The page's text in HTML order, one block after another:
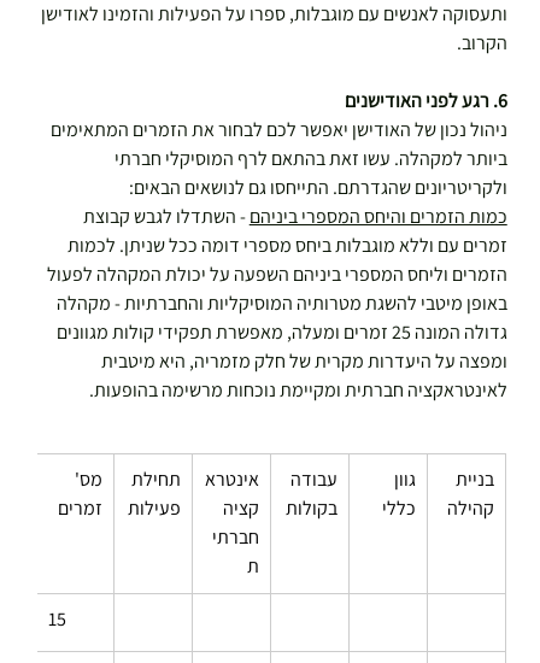
ותעסוקה לאנשים עם מוגבלות, ספרו על הפעילות והזמינו לאודישן
הקרוב.
6. רגע לפני האודישנים
ניהול נכון של האודישן יאפשר לכם לבחור את הזמרים המתאימים
ביותר למקהלה. עשו זאת בהתאם לרף המוסיקלי חברתי
ולקריטריונים שהגדרתם. התייחסו גם לנושאים הבאים:
כמות הזמרים והיחס המספרי ביניהם - השתדלו לגבש קבוצת
זמרים עם וללא מוגבלות ביחס מספרי דומה ככל שניתן. לכמות
הזמרים וליחס המספרי ביניהם השפעה על יכולת המקהלה לפעול
באופן מיטבי להשגת מטרותיה המוסיקליות והחברתיות - מקהלה
גדולה המונה 25 זמרים ומעלה, מאפשרת תפקידי קולות מגוונים
ומפצה על היעדרות מקרית של חלק מזמריה, היא מיטבית
לאינטראקציה חברתית ומקיימת נוכחות מרשימה בהופעות.
בניית
קהילה
גוון
כללי
עבודה
בקולות
אינטרא
קציה
חברתי
ת
תחילת
פעילות
מס'
זמרים
15